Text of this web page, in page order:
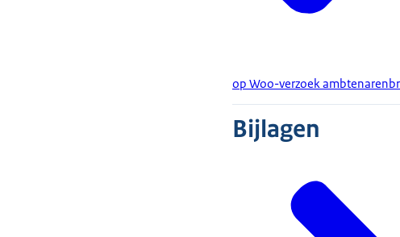
op Woo-verzoek
Bijlagen